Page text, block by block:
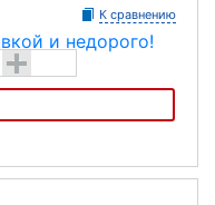
К сравнению
+